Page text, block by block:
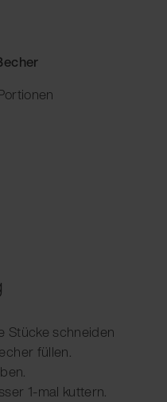
Stücke schneiden
füllen.
1-mal kuttern.